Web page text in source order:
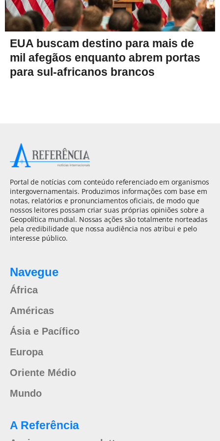
EUA buscam destino para mais de
mil afegãos enquanto abrem portas
para sul-africanos brancos
Portal de notícias com conteúdo referenciado em organismos
intergovernamentais. Produzimos informações com base em
notas, relatórios e pronunciamentos oficiais, de modo que
nossos leitores possam criar suas próprias opiniões sobre a
Geopolítica mundial. Nossas ações são totalmente norteadas
pela credibilidade que nossa audiência nos atribui e pelo
interesse público.
Navegue
África
Américas
Ásia e Pacífico
Europa
Oriente Médio
Mundo
A Referência